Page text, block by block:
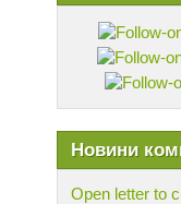
Новини
Open letter to